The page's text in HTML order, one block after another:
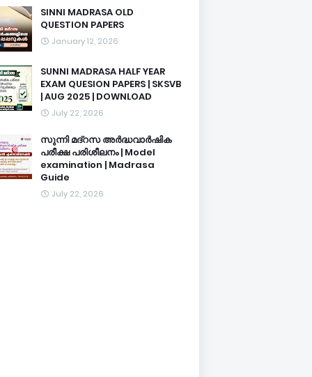
SINNI MADRASA OLD
QUESTION PAPERS
January 12, 2026
SUNNI MADRASA HALF YEAR
EXAM QUESION PAPERS | SKSVB
| AUG 2025 | DOWNLOAD
July 22, 2026
സുന്നി മദ്റസ അർദ്ധവാർഷിക
പരീക്ഷ പരിശീലനം | Model
examination | Madrasa
Guide
July 22, 2026